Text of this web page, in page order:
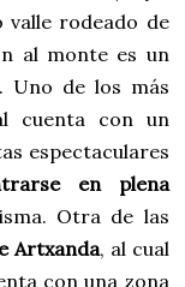
valle rodeado de
al monte es un
Uno de los más
cuenta con un
espectaculares
en plena
Otra de las
Artxanda, al cual
con una zona